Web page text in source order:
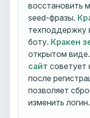
восстановить
seed-фразы.
техподдержку
боту. Кракен
открытом виде.
сайт советует
после
позволяет
изменить логин.